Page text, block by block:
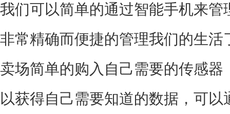
我们可以简单的通过智能手机来
非常精确而便捷的管理我们的生
卖场简单的购入自己需要的传感
以获得自己需要知道的数据，可